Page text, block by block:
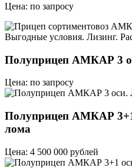
Цена: по запросу
Полуприцеп АМКАР 3
Цена: по запросу
Полуприцеп АМКАР 3+1
лома
Цена: 4 500 000 рублей